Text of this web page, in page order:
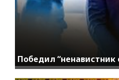
Победил “ненавистник